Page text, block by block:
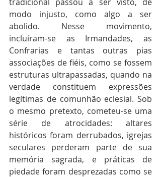
modo injusto, como algo a ser
abolido. Nesse movimento,
incluíram-se as Irmandades, as
Confrarias e tantas outras pias
associações de fiéis, como se fossem
estruturas ultrapassadas, quando na
verdade constituem expressões
legítimas de comunhão eclesial. Sob
o mesmo pretexto, cometeu-se uma
série de atrocidades: altares
históricos foram derrubados, igrejas
seculares perderam parte de sua
memória sagrada, e práticas de
piedade foram desprezadas como se